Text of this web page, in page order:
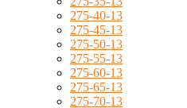
275-40-13
275-45-13
275-50-13
275-55-13
275-60-13
275-65-13
275-70-13